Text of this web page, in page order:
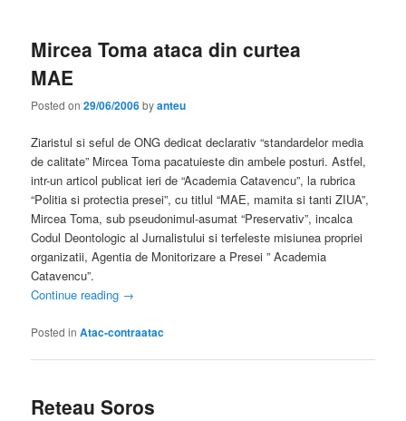
Mircea Toma ataca din curtea
MAE
Posted on29/06/2006byanteu
Ziaristul si seful de ONG dedicat declarativ “standardelor media
de calitate” Mircea Toma pacatuieste din ambele posturi. Astfel,
intr-un articol publicat ieri de “Academia Catavencu”, la rubrica
“Politia si protectia presei”, cu titlul “MAE, mamita si tanti ZIUA”,
Mircea Toma, sub pseudonimul-asumat “Preservativ”, incalca
Codul Deontologic al Jurnalistului si terfeleste misiunea propriei
organizatii, Agentia de Monitorizare a Presei ” Academia
Catavencu”.
Continue reading →
Posted in Atac-contraatac
Reteau Soros